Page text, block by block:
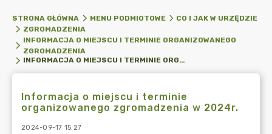
STRONA GŁÓWNA MENU PODMIOTOWE
CO I JAK W URZĘDZIE
ZGROMADZENIA
INFORMACJA O MIEJSCU I TERMINIE ORGANIZOWANEGO
ZGROMADZENIA
INFORMACJA O MIEJSCU I TERMINIE ORGANIZOWANEGO ZGROMADZENIA W 2024R.
Informacja o miejscu i terminie
organizowanego zgromadzenia w 2024r.
2024-09-17 15:27